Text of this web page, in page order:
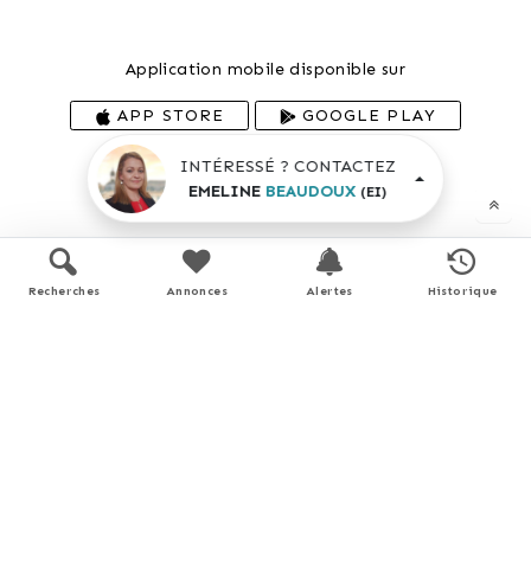
Application mobile disponible sur
APP STORE GOOGLE PLAY
En savoir plus
INTÉRESSÉ ? CONTACTEZ
EMELINE BEAUDOUX (EI)
Recherches Annonces Alertes Historique